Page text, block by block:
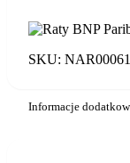
WYMIENNY
DO
CR-
SKU:
Informacje